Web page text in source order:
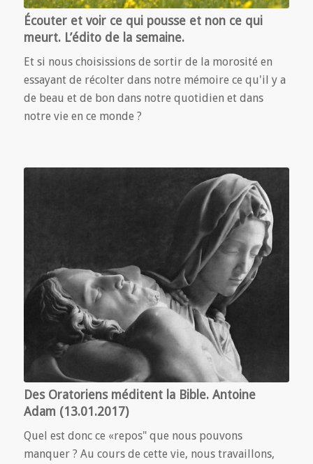
Écouter et voir ce qui pousse et non ce qui
meurt. L’édito de la semaine.
Et si nous choisissions de sortir de la morosité en
essayant de récolter dans notre mémoire ce qu'il y a
de beau et de bon dans notre quotidien et dans
notre vie en ce monde ?
Des Oratoriens méditent la Bible. Antoine
Adam (13.01.2017)
Quel est donc ce «repos" que nous pouvons
manquer ? Au cours de cette vie, nous travaillons,